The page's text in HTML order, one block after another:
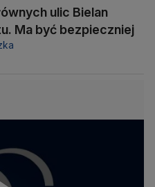
ulic Bielan
Ma być bezpieczniej